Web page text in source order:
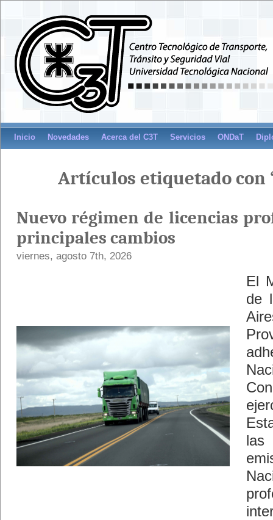
Inicio Novedades Acerca del C3T Servicios ONDaT
Artículos etiquetado con
Nuevo régimen de licencias
principales cambios
viernes, agosto 7th, 2026
El
de
las